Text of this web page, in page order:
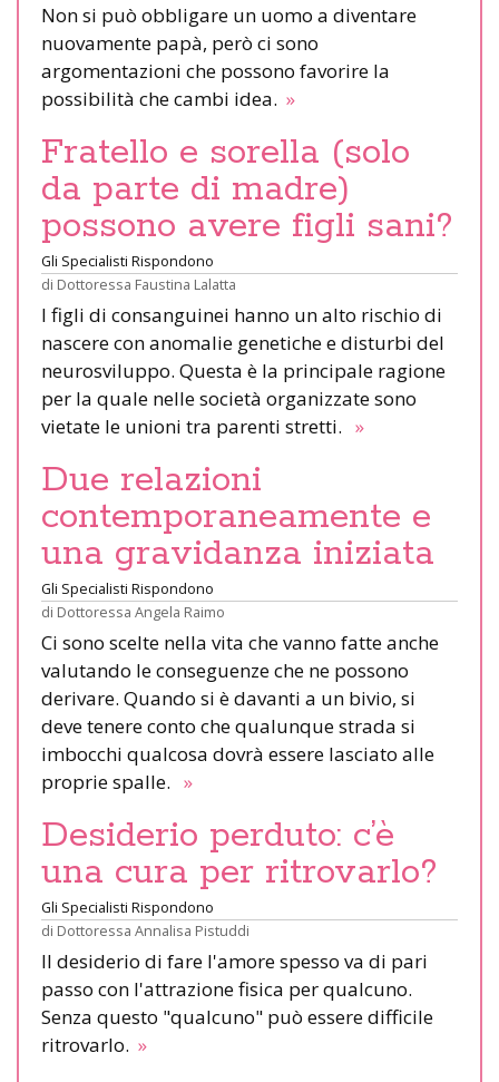
Non si può obbligare un uomo a diventare
nuovamente papà, però ci sono
argomentazioni che possono favorire la
possibilità che cambi idea. »
Fratello e sorella (solo
da parte di madre)
possono avere figli sani?
Gli Specialisti Rispondono
di Dottoressa Faustina Lalatta
I figli di consanguinei hanno un alto rischio di
nascere con anomalie genetiche e disturbi del
neurosviluppo. Questa è la principale ragione
per la quale nelle società organizzate sono
vietate le unioni tra parenti stretti. »
Due relazioni
contemporaneamente e
una gravidanza iniziata
Gli Specialisti Rispondono
di Dottoressa Angela Raimo
Ci sono scelte nella vita che vanno fatte anche
valutando le conseguenze che ne possono
derivare. Quando si è davanti a un bivio, si
deve tenere conto che qualunque strada si
imbocchi qualcosa dovrà essere lasciato alle
proprie spalle. »
Desiderio perduto: c’è
una cura per ritrovarlo?
Gli Specialisti Rispondono
di Dottoressa Annalisa Pistuddi
Il desiderio di fare l'amore spesso va di pari
passo con l'attrazione fisica per qualcuno.
Senza questo "qualcuno" può essere difficile
ritrovarlo. »